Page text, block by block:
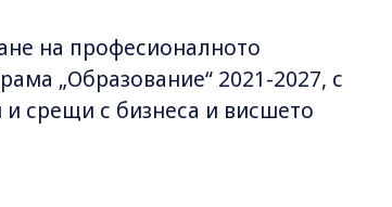
на професионалното
„Образование“ 2021-2027, с
срещи с бизнеса и висшето